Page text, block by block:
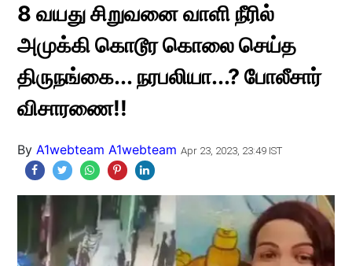
8 வயது சிறுவனை வாளி நீரில்
அமுக்கி கொடூர கொலை செய்த
திருநங்கை... நரபலியா...? போலீசார்
விசாரணை!!
By A1webteam A1webteam Apr 23, 2023, 23:49 IST